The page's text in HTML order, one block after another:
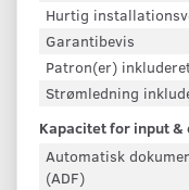
Hurtig
Garantibevis
Patron(er)
Strømledning
Kapacitet for input &
Automatisk
(ADF)